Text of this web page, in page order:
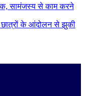
सामंजस्य से काम करने
छात्रों के आंदोलन से झुकी